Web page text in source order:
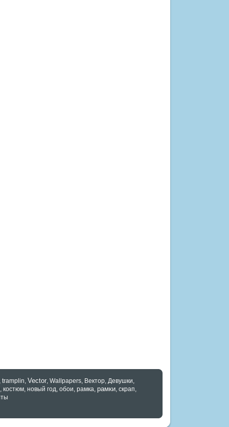
, tramplin, Vector, Wallpapers, Вектор, Девушки,
, костюм, новый год, обои, рамка, рамки, скрап,